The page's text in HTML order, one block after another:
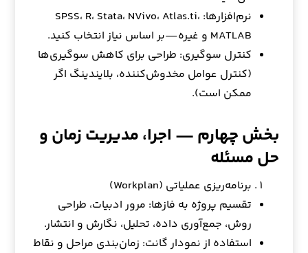
نرم‌افزارها: SPSS، R، Stata، NVivo، Atlas.ti،
MATLAB و غیره—بر اساس نیاز انتخاب کنید.
کنترل سوگیری: طراحی برای کاهش سوگیری‌ها
(کنترل عوامل مخدوش‌کننده، بلایندینگ اگر
ممکن است).
بخش چهارم — اجرا، مدیریت زمان و
حل مسئله
برنامه‌ریزی عملیاتی (Workplan)
تقسیم پروژه به فازها: مرور ادبیات، طراحی
روش، جمع‌آوری داده، تحلیل، نگارش و انتشار.
استفاده از نمودار گانت: زمان‌بندی مراحل و نقاط